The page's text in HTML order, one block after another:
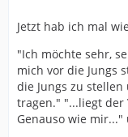
Jetzt hab ich mal
"Ich möchte sehr,
mich vor die Jungs
die Jungs zu
tragen." "...liegt der
Genauso wie mir..."